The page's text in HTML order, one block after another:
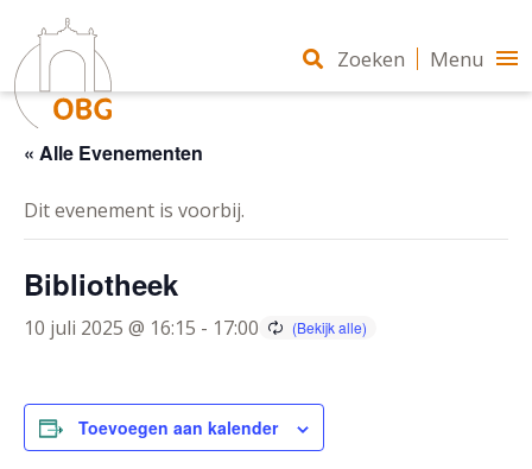
« Alle Evenementen
Dit evenement is voorbij.
Bibliotheek
10 juli 2025 @ 16:15 - 17:00
Toevoegen aan kalender
Zoeken Menu